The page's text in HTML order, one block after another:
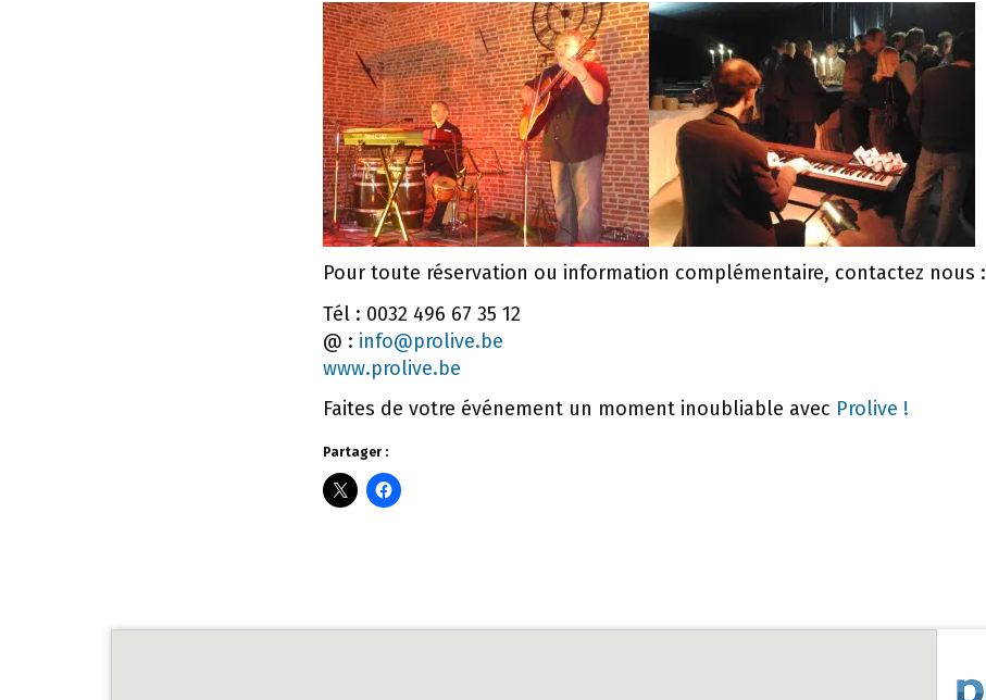
Pour toute réservation ou information complémentaire, contactez nous :
Tél : 0032 496 67 35 12
@ : info@prolive.be
www.prolive.be
Faites de votre événement un moment inoubliable avec Prolive !
Partager :